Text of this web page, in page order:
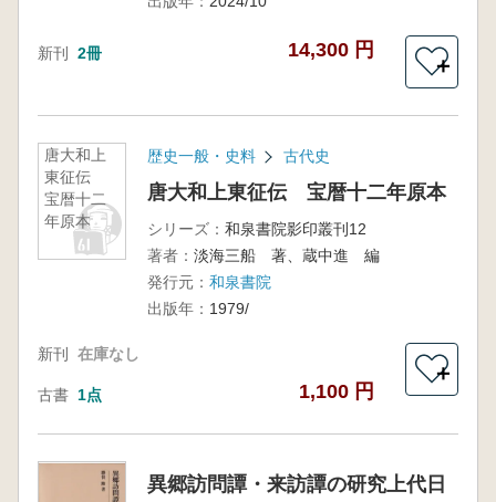
新刊 2冊 14,300 円
＋
唐大和上
東征伝
宝暦十二
年原本
歴史一般・史料 古代史
唐大和上東征伝 宝暦十二年原本
シリーズ： 和泉書院影印叢刊12
著者： 淡海三船 著、蔵中進 編
発行元： 和泉書院
出版年： 1979/
新刊 在庫なし
古書 1点 1,100 円
＋
異郷訪問譚・来訪譚の研究上代日